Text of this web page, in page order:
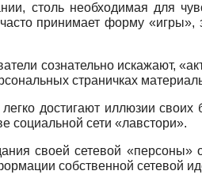
столь необходимая для
часто принимает форму
сознательно искажают,
страничках
достигают иллюзии
социальной сети «лавстори».
своей сетевой
собственной сетевой